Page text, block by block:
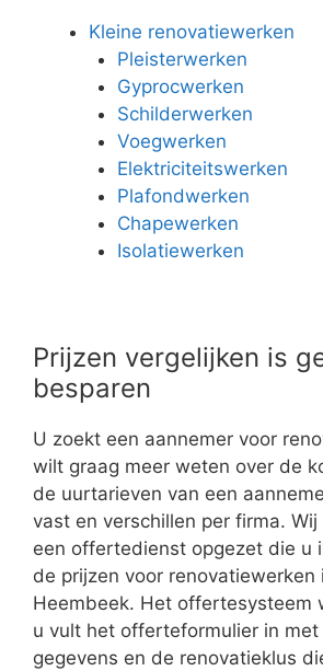
Kleine renovatiewerken
Pleisterwerken
Gyprocwerken
Schilderwerken
Voegwerken
Elektriciteitswerken
Plafondwerken
Chapewerken
Isolatiewerken
Prijzen vergelijken is
besparen
U zoekt een aannemer voor
wilt graag meer weten over de
de uurtarieven van een
vast en verschillen per firma.
een offertedienst opgezet die u
de prijzen voor renovatiewerken
Heembeek. Het offertesysteem
u vult het offerteformulier in
gegevens en de renovatieklus